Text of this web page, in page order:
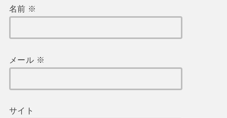
名前 ※
メール ※
サイト